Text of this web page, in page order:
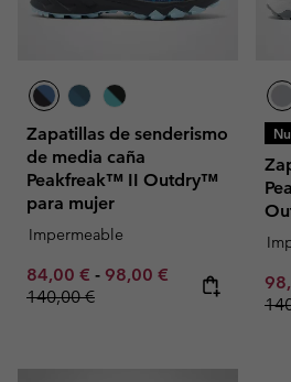
Zapatillas de senderismo
de media caña
Peakfreak™ II Outdry™
para mujer
Impermeable
Minimum sale price:
84,00 € - Maximum sale price:
98,00 € Regular price:
140,00 €